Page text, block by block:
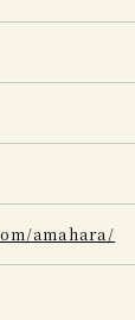
amahara/